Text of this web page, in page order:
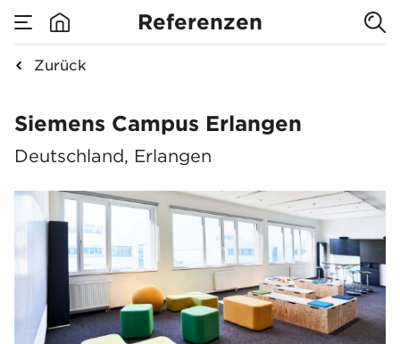
Referenzen
Zurück
Siemens Campus
Siemens Campus Erlangen
Deutschland, Erlangen